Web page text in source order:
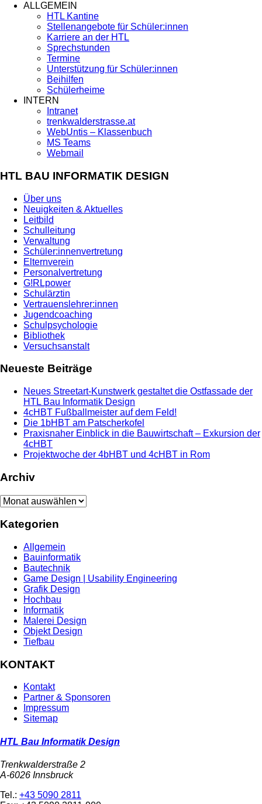
ALLGEMEIN
HTL Kantine
Stellenangebote für Schüler:innen
Karriere an der HTL
Sprechstunden
Termine
Unterstützung für Schüler:innen
Beihilfen
Schülerheime
INTERN
Intranet
trenkwalderstrasse.at
WebUntis – Klassenbuch
MS Teams
Webmail
HTL BAU INFORMATIK DESIGN
Über uns
Neuigkeiten & Aktuelles
Leitbild
Schulleitung
Verwaltung
Schüler:innenvertretung
Elternverein
Personalvertretung
G!RLpower
Schulärztin
Vertrauenslehrer:innen
Jugendcoaching
Schulpsychologie
Bibliothek
Versuchsanstalt
Neueste Beiträge
Neues Streetart-Kunstwerk gestaltet die Ostfassade der
HTL Bau Informatik Design
4cHBT Fußballmeister auf dem Feld!
Die 1bHBT am Patscherkofel
Praxisnaher Einblick in die Bauwirtschaft – Exkursion der
4cHBT
Projektwoche der 4bHBT und 4cHBT in Rom
Archiv
Archiv
Kategorien
Allgemein
Bauinformatik
Bautechnik
Game Design | Usability Engineering
Grafik Design
Hochbau
Informatik
Malerei Design
Objekt Design
Tiefbau
KONTAKT
Kontakt
Partner & Sponsoren
Impressum
Sitemap
HTL Bau Informatik Design
Trenkwalderstraße 2
A-6026 Innsbruck
Tel.: +43 5090 2811